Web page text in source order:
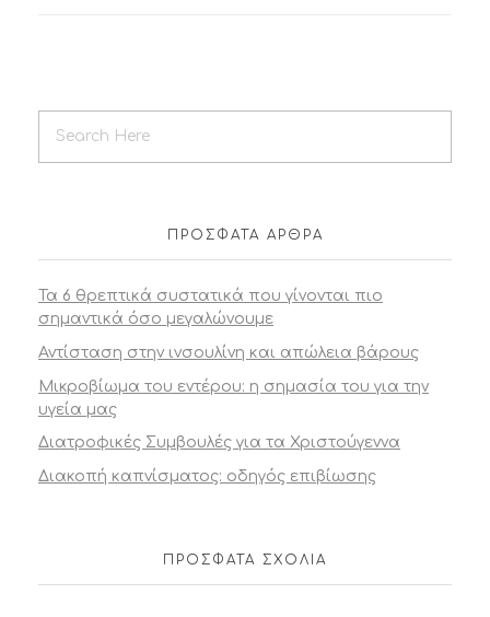
ΠΡΌΣΦΑΤΑ ΆΡΘΡΑ
Τα 6 θρεπτικά συστατικά που γίνονται πιο
σημαντικά όσο μεγαλώνουμε
Αντίσταση στην ινσουλίνη και απώλεια βάρους
Μικροβίωμα του εντέρου: η σημασία του για την
υγεία μας
Διατροφικές Συμβουλές για τα Χριστούγεννα
Διακοπή καπνίσματος: οδηγός επιβίωσης
ΠΡΌΣΦΑΤΑ ΣΧΌΛΙΑ